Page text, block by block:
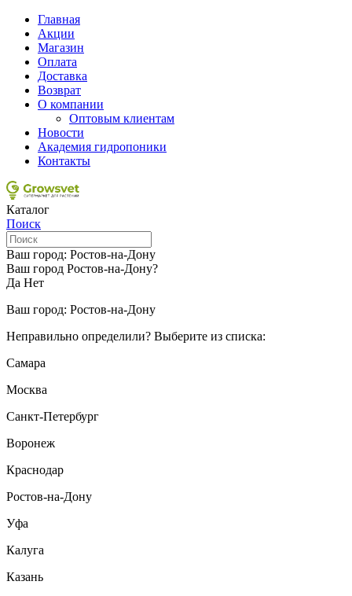
Главная
Акции
Магазин
Оплата
Доставка
Возврат
О компании
Оптовым клиентам
Новости
Академия гидропоники
Контакты
Каталог
Поиск
Ваш город: Ростов-на-Дону
Ваш город Ростов-на-Дону?
Да Нет
Ваш город: Ростов-на-Дону
Неправильно определили? Выберите из списка:
Самара
Москва
Санкт-Петербург
Воронеж
Краснодар
Ростов-на-Дону
Уфа
Калуга
Казань